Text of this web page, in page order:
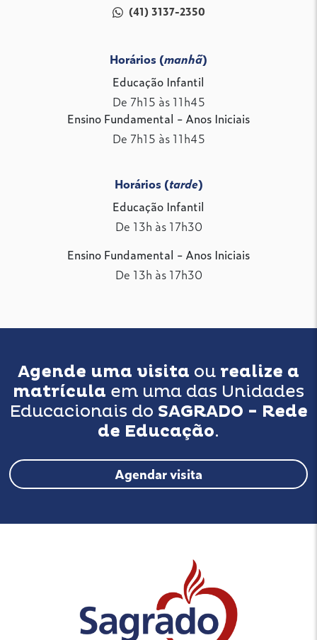
(41) 3137-2350
Horários (manhã)
Educação Infantil
De 7h15 às 11h45
Ensino Fundamental - Anos Iniciais
De 7h15 às 11h45
Horários (tarde)
Educação Infantil
De 13h às 17h30
Ensino Fundamental - Anos Iniciais
De 13h às 17h30
Agende uma visita ou realize a
matrícula em uma das Unidades
Educacionais do SAGRADO - Rede
de Educação.
Agendar visita